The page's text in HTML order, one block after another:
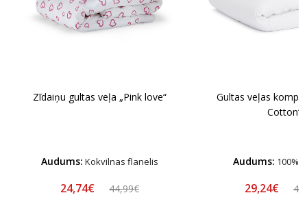
Zīdaiņu gultas veļa „Pink love“
Audums: Kokvilnas flanelis
24,74€ 44,99€
Gultas veļas
Cotton“
Audums: 100%
29,24€